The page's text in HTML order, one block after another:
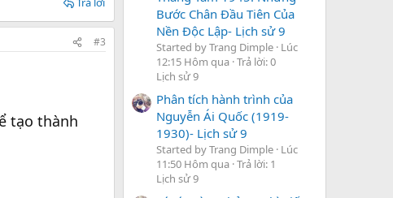
#3
tạo thành
Bước Chân Đầu Tiên Của
Nền Độc Lập- Lịch sử 9
Started by Trang Dimple Lúc
12:15 Hôm qua Trả lời: 0
Lịch sử 9
Phân tích hành trình của
Nguyễn Ái Quốc (1919-
1930)- Lịch sử 9
Started by Trang Dimple Lúc
11:50 Hôm qua Trả lời: 1
Lịch sử 9